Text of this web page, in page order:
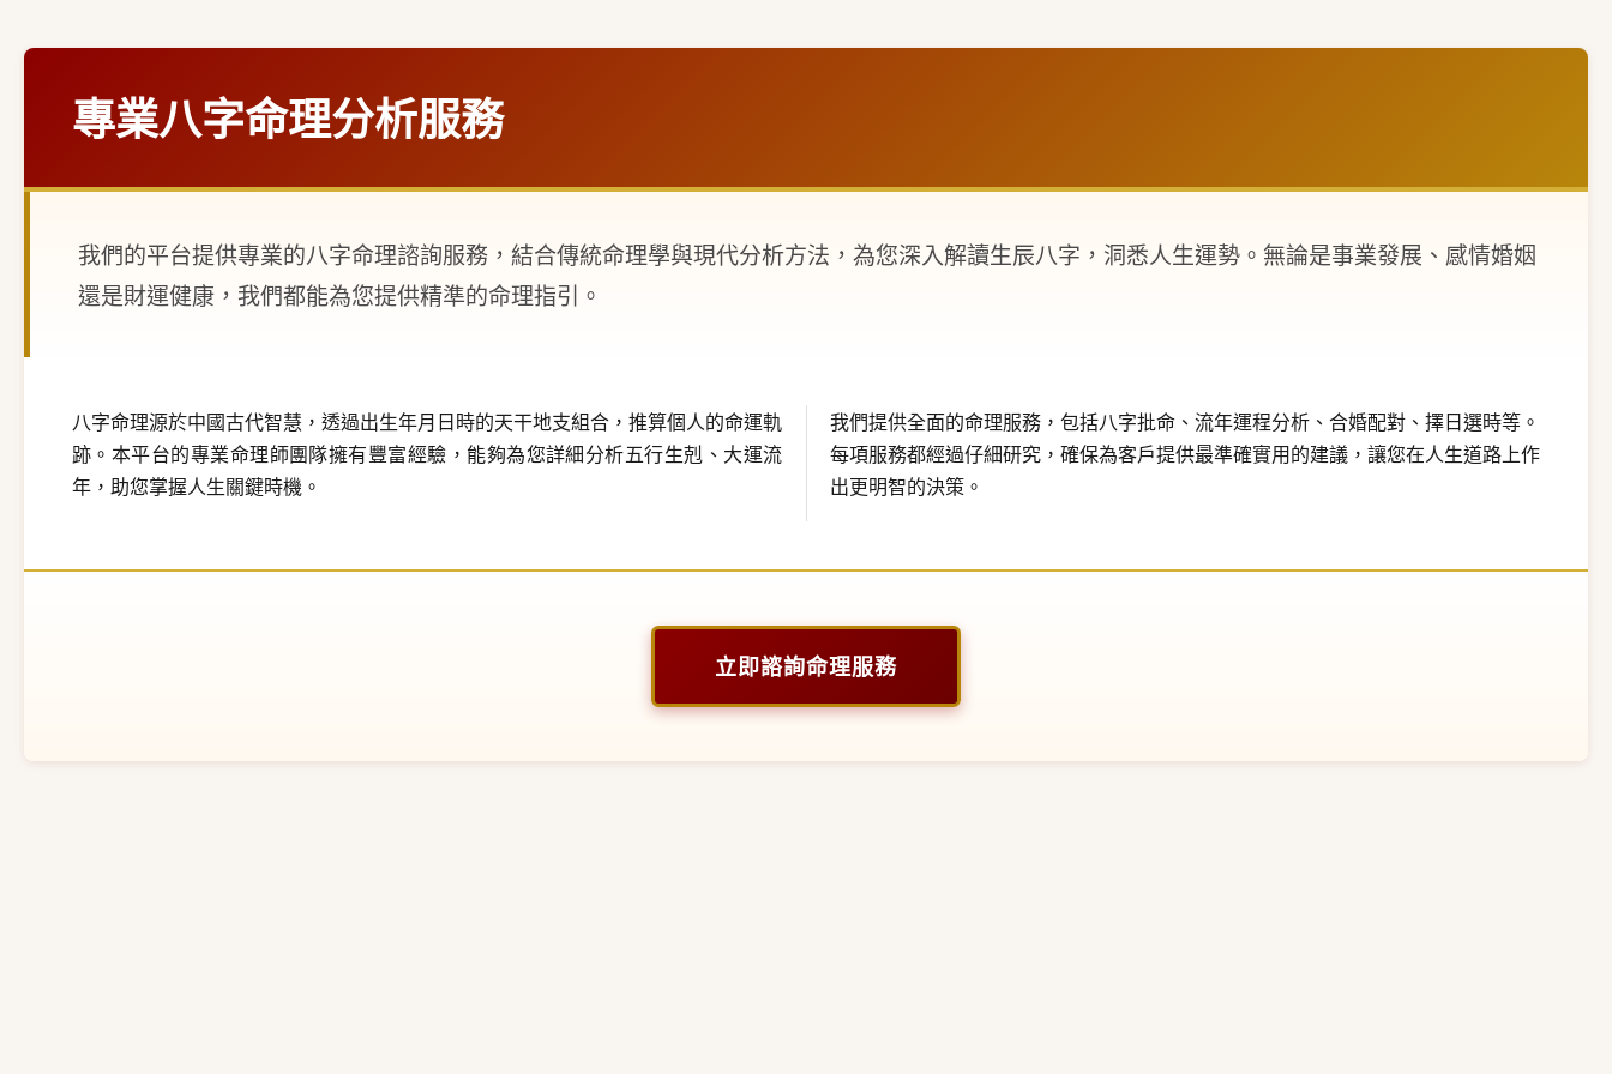
專業八字命理分析服務
我們的平台提供專業的八字命理諮詢服務，結合傳統命理學與現代分析方法，為您深入解讀生辰八字，洞悉人生運勢。無論是事業發展、感情婚姻
還是財運健康，我們都能為您提供精準的命理指引。
八字命理源於中國古代智慧，透過出生年月日時的天干地支組合，推算個人的命運軌
跡。本平台的專業命理師團隊擁有豐富經驗，能夠為您詳細分析五行生剋、大運流
年，助您掌握人生關鍵時機。
我們提供全面的命理服務，包括八字批命、流年運程分析、合婚配對、擇日選時等。
每項服務都經過仔細研究，確保為客戶提供最準確實用的建議，讓您在人生道路上作
出更明智的決策。
立即諮詢命理服務